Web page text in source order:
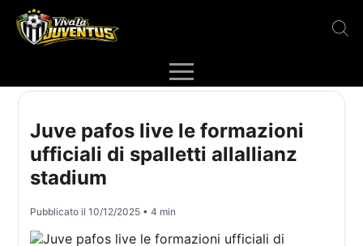
Juve pafos live le formazioni
ufficiali di spalletti allallianz
stadium
Pubblicato il10/12/2025 • 4 min